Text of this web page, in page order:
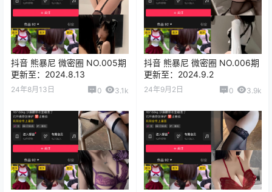
抖音 熊暴尼 微密圈 NO.005期
更新至：2024.8.13
24年8月13日 0 3.1k
抖音 熊暴尼 微密圈 NO.006期
更新至：2024.9.2
24年9月2日 0 3.9k